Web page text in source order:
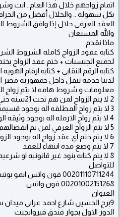
اتمام زواجهم خلال هذا العام.. انت
بكل سهولة .. والحلال أفضل من
العقد العرفى حلال إذا وافق
والله المستعان
ماذا نقدم
كتابه عقود الزواج كامله الشروط
لجميع الجنسيات + ختم عقد الزواج
كتابه الرقم النقابي + كتابه ارقام
لدينا خدمه تنقل داخل جمهوريه مصر
معلومات و شروط هامه لا يتم زواج
2 لا يتم الزواج لمن هم تحت 21سنه حتي في وجود الوالد
3 لا يتم زواج المطلقه اله بوجود قسيمه الطلاق المسجله
4 لا يتم زواج الارمله اله بوجود وثيقه الوفاه
5 لا يتم الزواج العرفي لمن تم انفصالهم 3 مرات رسمي
6 لا يتم ختم اي عقد زواج اله بوجود الزوج و الزوجه و الشهود
7 لا يتم وضع مده انتهاء للعقد
8 لا يتم كتابه بنود غير قانونيه او شرعيه
للتواصل
00201110711244 فون واتس ايمو بوتيم
00201002151268 فون واتس
العنوان
9برج الحسين شارع احمد عرابي ميدان سفنكس المهندسين
الدور الاول بجوار فندق فيروايجيت